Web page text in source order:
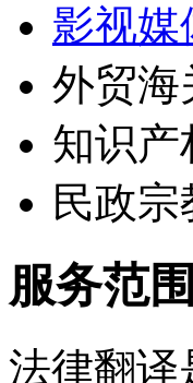
影视媒
外贸海
知识产
民政宗
服务范围
法律翻译